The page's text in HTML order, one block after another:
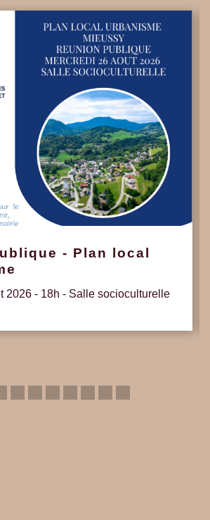
- Plan local
2026 - 18h - Salle socioculturelle